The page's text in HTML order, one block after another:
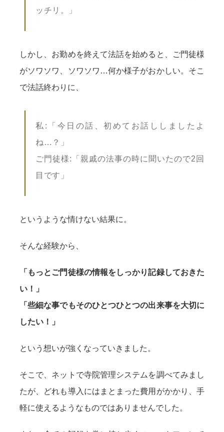
ッチリ。」
しかし、お勤めを終えて法話を始めると、ご門徒様
がソワソワ、ソワソワ…何か様子がおかしい。そこ
で法話終わりに、
私:「今日の話、初めてお話ししましたよ
ね…？」
ご門徒様:「親戚の法事の時に聞いたので2回
目です」
というような情けない結果に。
そんな経験から、
「もっとご門徒様の情報をしっかり記録しておきた
い！」
「些細な事でもそのひとつひとつの出来事を大切に
したい！」
という想いが強くなっていきました。
そこで、ネットで寺院管理システムを調べてみまし
たが、どれも導入にはまとまった費用がかかり、手
軽に使えるようなものではありませんでした。